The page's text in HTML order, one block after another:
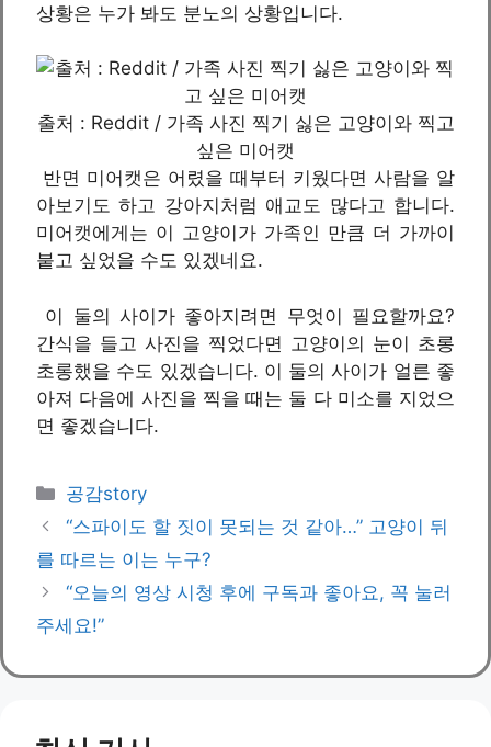
상황은 누가 봐도 분노의 상황입니다.
출처 : Reddit / 가족 사진 찍기 싫은 고양이와 찍고
싶은 미어캣
반면 미어캣은 어렸을 때부터 키웠다면 사람을 알
아보기도 하고 강아지처럼 애교도 많다고 합니다.
미어캣에게는 이 고양이가 가족인 만큼 더 가까이
붙고 싶었을 수도 있겠네요.
이 둘의 사이가 좋아지려면 무엇이 필요할까요?
간식을 들고 사진을 찍었다면 고양이의 눈이 초롱
초롱했을 수도 있겠습니다. 이 둘의 사이가 얼른 좋
아져 다음에 사진을 찍을 때는 둘 다 미소를 지었으
면 좋겠습니다.
카
테
리
공감story
“스파이도 할 짓이 못되는 것 같아…” 고양이 뒤
를 따르는 이는 누구?
“오늘의 영상 시청 후에 구독과 좋아요, 꼭 눌러
주세요!”